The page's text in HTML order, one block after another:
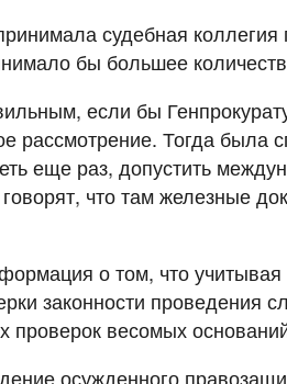
судебная
бы большее
если бы
рассмотрение. Тогда
еще раз, допустить
что там железные
о том, что
законности проведения
проверок весомых
осужденного